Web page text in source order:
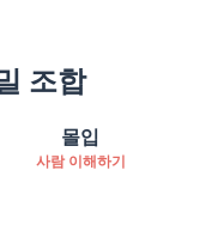
조합
몰입
사람 이해하기